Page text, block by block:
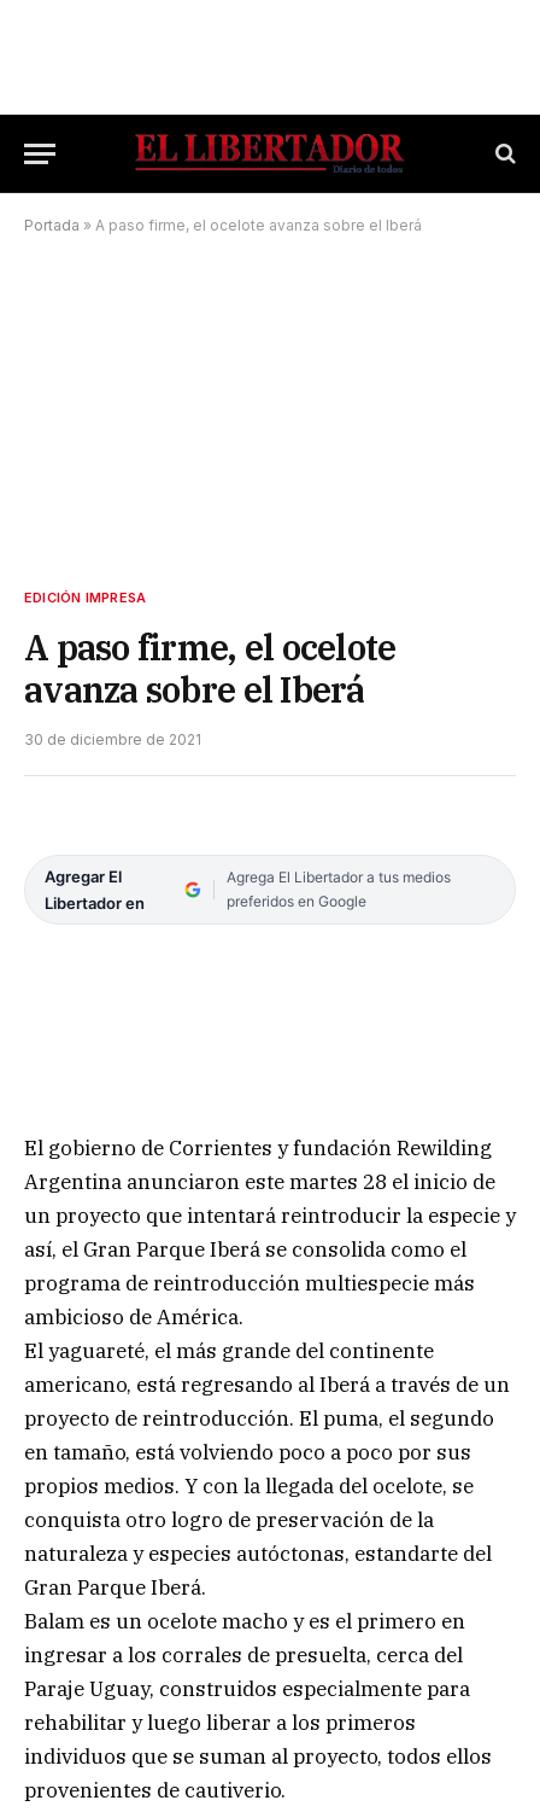
Portada » A paso firme, el ocelote avanza sobre el Iberá
EDICIÓN IMPRESA
A paso firme, el ocelote
avanza sobre el Iberá
30 de diciembre de 2021
Agregar El
Libertador en
Agrega El Libertador a tus medios
preferidos en Google
El gobierno de Corrientes y fundación Rewilding
Argentina anunciaron este martes 28 el inicio de
un proyecto que intentará reintroducir la especie y
así, el Gran Parque Iberá se consolida como el
programa de reintroducción multiespecie más
ambicioso de América.
El yaguareté, el más grande del continente
americano, está regresando al Iberá a través de un
proyecto de reintroducción. El puma, el segundo
en tamaño, está volviendo poco a poco por sus
propios medios. Y con la llegada del ocelote, se
conquista otro logro de preservación de la
naturaleza y especies autóctonas, estandarte del
Gran Parque Iberá.
Balam es un ocelote macho y es el primero en
ingresar a los corrales de presuelta, cerca del
Paraje Uguay, construidos especialmente para
rehabilitar y luego liberar a los primeros
individuos que se suman al proyecto, todos ellos
provenientes de cautiverio.